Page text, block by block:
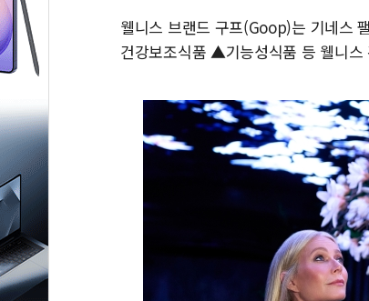
웰니스 브랜드 구프(Goop)는 기네스
건강보조식품 ▲기능성식품 등 웰니스